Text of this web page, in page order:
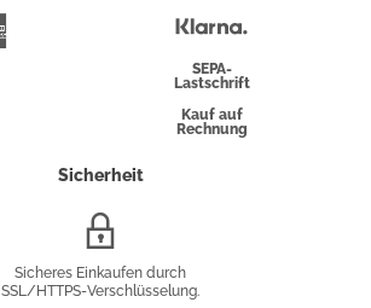
Überweisung
SEPA-
Lastschrift
Kauf auf
Rechnung
Sicherheit
Sicheres Einkaufen durch
SSL/HTTPS-Verschlüsselung.